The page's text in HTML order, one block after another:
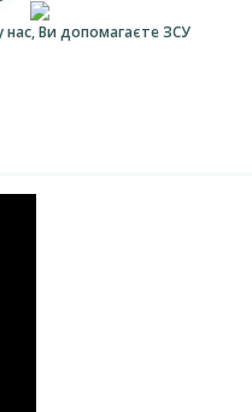
нас, Ви допомагаєте ЗСУ